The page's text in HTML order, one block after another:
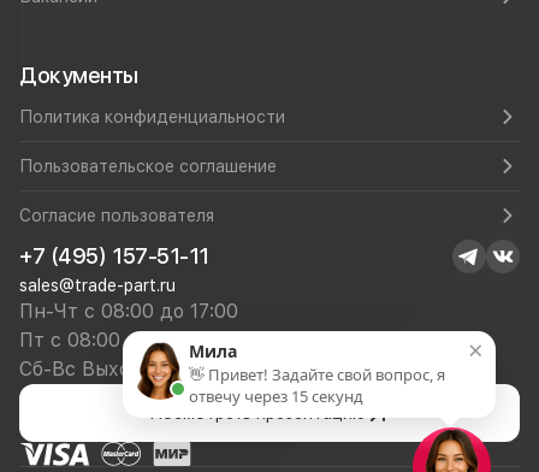
Документы
Политика конфиденциальности
Пользовательское соглашение
Согласие пользователя
+7 (495) 157-51-11
sales@trade-part.ru
Пн-Чт с 08:00 до 17:00
Пт с 08:00 до 16:00
Сб-Вс Выходной
×
Мила
👋 Привет! Задайте свой вопрос, я
отвечу через 15 секунд